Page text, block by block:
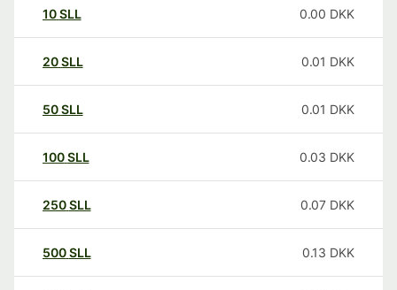
10SLL 0.00 DKK
20SLL 0.01 DKK
50SLL 0.01 DKK
100SLL 0.03 DKK
250SLL 0.07 DKK
500SLL 0.13 DKK